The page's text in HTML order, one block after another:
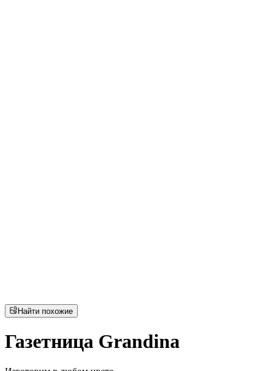
Найти похожие
Газетница Grandina